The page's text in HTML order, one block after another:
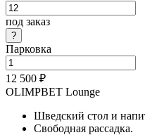
под заказ
Парковка
12 500 ₽
OLIMPBET Lounge
Шведский стол и
Свободная рассадка.